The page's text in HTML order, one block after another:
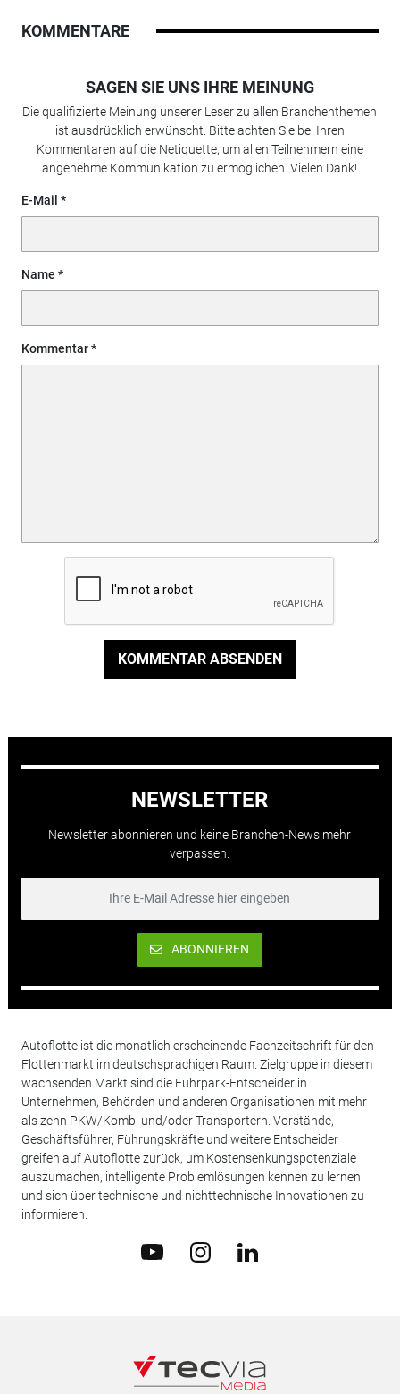
KOMMENTARE
SAGEN SIE UNS IHRE MEINUNG
Die qualifizierte Meinung unserer Leser zu allen Branchenthemen
ist ausdrücklich erwünscht. Bitte achten Sie bei Ihren
Kommentaren auf die Netiquette, um allen Teilnehmern eine
angenehme Kommunikation zu ermöglichen. Vielen Dank!
E-Mail
Name
Kommentar
KOMMENTAR ABSENDEN
NEWSLETTER
Newsletter abonnieren und keine Branchen-News mehr
verpassen.
ABONNIEREN
Autoflotte ist die monatlich erscheinende Fachzeitschrift für den
Flottenmarkt im deutschsprachigen Raum. Zielgruppe in diesem
wachsenden Markt sind die Fuhrpark-Entscheider in
Unternehmen, Behörden und anderen Organisationen mit mehr
als zehn PKW/Kombi und/oder Transportern. Vorstände,
Geschäftsführer, Führungskräfte und weitere Entscheider
greifen auf Autoflotte zurück, um Kostensenkungspotenziale
auszumachen, intelligente Problemlösungen kennen zu lernen
und sich über technische und nichttechnische Innovationen zu
informieren.